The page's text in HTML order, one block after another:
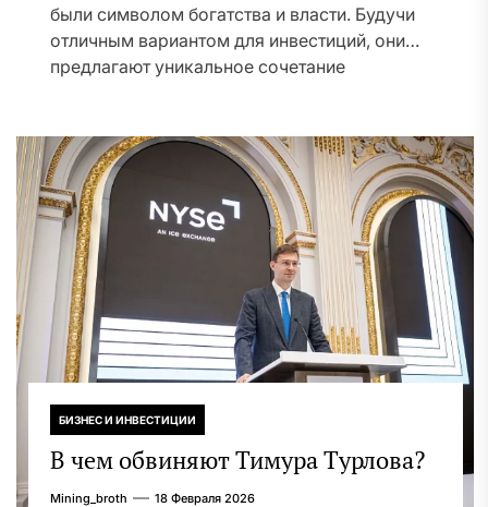
были символом богатства и власти. Будучи
отличным вариантом для инвестиций, они
предлагают уникальное сочетание
БИЗНЕС И ИНВЕСТИЦИИ
В чем обвиняют Тимура Турлова?
Mining_broth 18 Февраля 2026